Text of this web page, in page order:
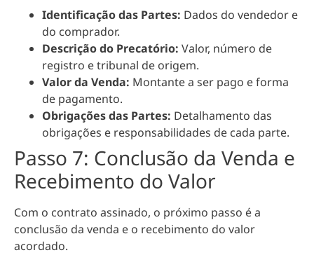
Identificação das Partes: Dados do vendedor e
do comprador.
Descrição do Precatório: Valor, número de
registro e tribunal de origem.
Valor da Venda: Montante a ser pago e forma
de pagamento.
Obrigações das Partes: Detalhamento das
obrigações e responsabilidades de cada parte.
Passo 7: Conclusão da Venda e
Recebimento do Valor
Com o contrato assinado, o próximo passo é a
conclusão da venda e o recebimento do valor
acordado.